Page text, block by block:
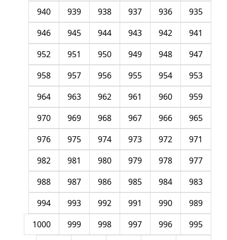
935
936
937
938
939
940
941
942
943
944
945
946
947
948
949
950
951
952
953
954
955
956
957
958
959
960
961
962
963
964
965
966
967
968
969
970
971
972
973
974
975
976
977
978
979
980
981
982
983
984
985
986
987
988
989
990
991
992
993
994
995
996
997
998
999
1000